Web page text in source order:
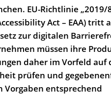
EU-Richtlinie „2019/
Act – EAA) tritt
zur digitalen
müssen ihre
daher im Vorfeld auf
prüfen und
Vorgaben entsprechend